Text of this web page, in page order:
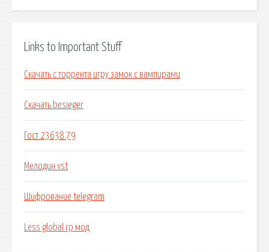
Links to Important Stuff
Скачать с торрента игру замок с вампирами
Скачать besieger
Гост 23638 79
Мелодин vst
Шифрование telegram
Less global rp мод